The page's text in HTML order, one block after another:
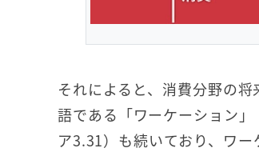
それによると、消費分野の
語である「ワーケーション
ア3.31）も続いており、ワ